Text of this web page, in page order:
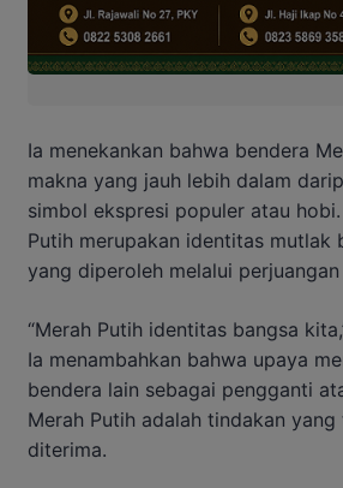
Ia menekankan bahwa bendera
makna yang jauh lebih dalam
simbol ekspresi populer atau
Putih merupakan identitas mutlak
yang diperoleh melalui
“Merah Putih identitas bangsa
Ia menambahkan bahwa upaya
bendera lain sebagai pengganti
Merah Putih adalah tindakan
diterima.